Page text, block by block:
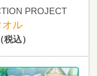
PROJECT
オル
税込）